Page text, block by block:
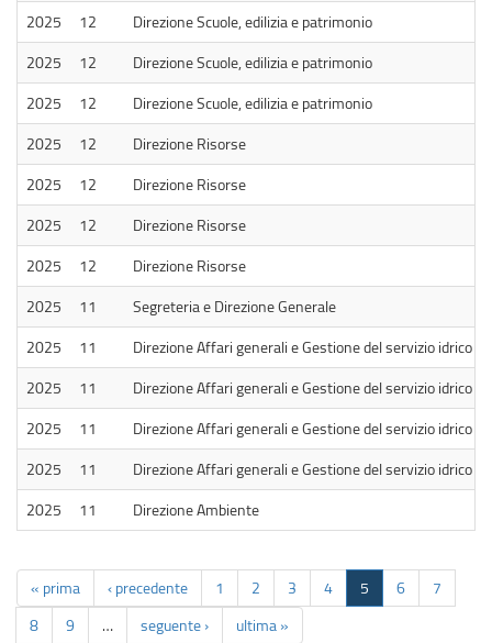
2025
12 Direzione Scuole, edilizia e patrimonio
2025
12 Direzione Scuole, edilizia e patrimonio
2025
12 Direzione Scuole, edilizia e patrimonio
2025
12 Direzione Risorse
2025
12 Direzione Risorse
2025
12 Direzione Risorse
2025
12 Direzione Risorse
2025
11 Segreteria e Direzione Generale
2025
11 Direzione Affari generali e Gestione del servizio idrico
2025
11 Direzione Affari generali e Gestione del servizio idrico
2025
11 Direzione Affari generali e Gestione del servizio idrico
2025
11 Direzione Affari generali e Gestione del servizio idrico
2025
11 Direzione Ambiente
« prima ‹ precedente 1 2 3 4 5 6
7
8
9 … seguente › ultima »